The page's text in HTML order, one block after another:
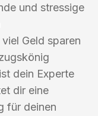
und stressige
Geld sparen
dein Experte
dir eine
für deinen